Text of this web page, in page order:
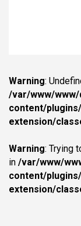
Warning:
/var/www/
content/
extension/
Warning: Trying
in /var/www/
content/
extension/